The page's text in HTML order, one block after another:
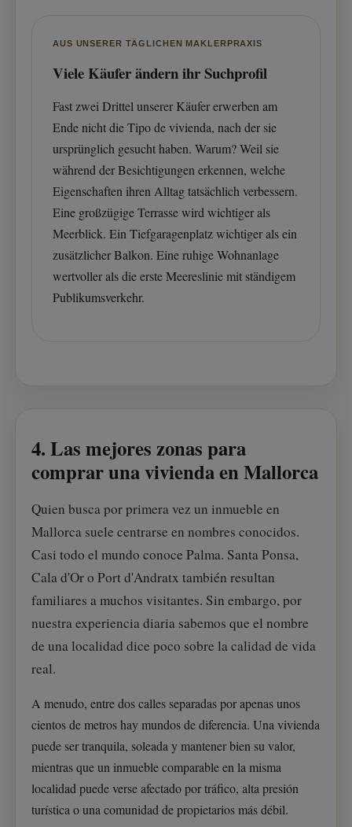
AUS UNSERER TÄGLICHEN MAKLERPRAXIS
Viele Käufer ändern ihr Suchprofil
Fast zwei Drittel unserer Käufer erwerben am
Ende nicht die Tipo de vivienda, nach der sie
ursprünglich gesucht haben. Warum? Weil sie
während der Besichtigungen erkennen, welche
Eigenschaften ihren Alltag tatsächlich verbessern.
Eine großzügige Terrasse wird wichtiger als
Meerblick. Ein Tiefgaragenplatz wichtiger als ein
zusätzlicher Balkon. Eine ruhige Wohnanlage
wertvoller als die erste Meereslinie mit ständigem
Publikumsverkehr.
4. Las mejores zonas para
comprar una vivienda en Mallorca
Quien busca por primera vez un inmueble en
Mallorca suele centrarse en nombres conocidos.
Casi todo el mundo conoce Palma. Santa Ponsa,
Cala d'Or o Port d'Andratx también resultan
familiares a muchos visitantes. Sin embargo, por
nuestra experiencia diaria sabemos que el nombre
de una localidad dice poco sobre la calidad de vida
real.
A menudo, entre dos calles separadas por apenas unos
cientos de metros hay mundos de diferencia. Una vivienda
puede ser tranquila, soleada y mantener bien su valor,
mientras que un inmueble comparable en la misma
localidad puede verse afectado por tráfico, alta presión
turística o una comunidad de propietarios más débil.